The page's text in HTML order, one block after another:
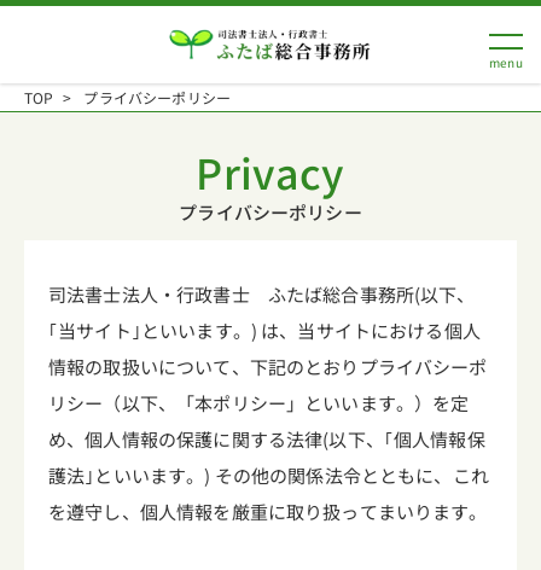
TOP プライバシーポリシー
Privacy
プライバシーポリシー
司法書士法人・行政書士 ふたば総合事務所(以下、
｢当サイト｣といいます。) は、当サイトにおける個人
情報の取扱いについて、下記のとおりプライバシーポ
リシー（以下、「本ポリシー」といいます。）を定
め、個人情報の保護に関する法律(以下、｢個人情報保
護法｣といいます。) その他の関係法令とともに、これ
を遵守し、個人情報を厳重に取り扱ってまいります。